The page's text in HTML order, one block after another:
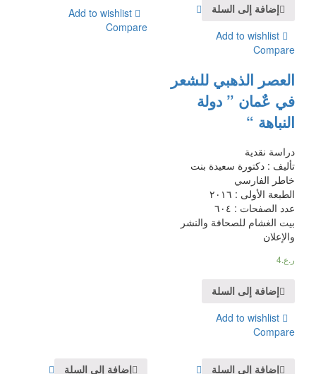
Add to wishlist
Compare
إضافة إلى السلة
Add to wishlist
Compare
العصر الذهبي للشعر
في عٌمان ” دولة
النباهة “
دراسة نقدية
تأليف : دكتورة سعيدة بنت
خاطر الفارسي
الطبعة الأولى : ٢٠١٦
عدد الصفحات : ٦٠٤
بيت الغشام للصحافة والنشر
والإعلان
ر.ع.4
إضافة إلى السلة
Add to wishlist
Compare
إضافة إلى السلة
إضافة إلى السلة